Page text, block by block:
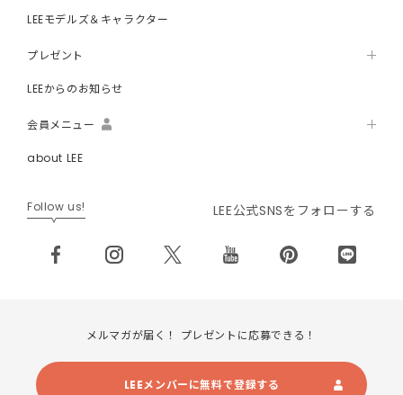
LEEモデルズ＆キャラクター
プレゼント
LEEからのお知らせ
会員メニュー
about LEE
Follow us! LEE公式SNSをフォローする
メルマガが届く！ プレゼントに応募できる！
LEEメンバーに無料で登録する